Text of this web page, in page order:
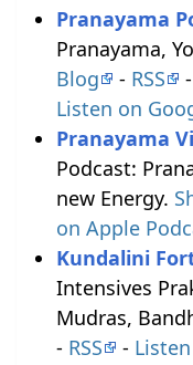
Pranayama
Pranayama,
Blog
- RSS -
Listen on
Pranayama
Podcast:
new Energy.
on Apple
Kundalini
Intensives
Mudras,
- RSS -